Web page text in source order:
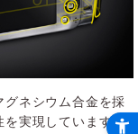
ネシウム合金を採
を実現しています。